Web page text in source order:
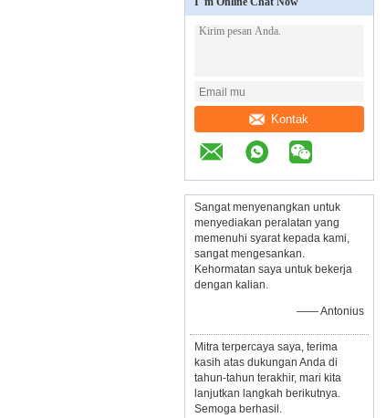
Kontak
Sangat menyenangkan untuk
menyediakan peralatan yang
memenuhi syarat kepada kami,
sangat mengesankan.
Kehormatan saya untuk bekerja
dengan kalian.
—— Antonius
Mitra terpercaya saya, terima
kasih atas dukungan Anda di
tahun-tahun terakhir, mari kita
lanjutkan langkah berikutnya.
Semoga berhasil.